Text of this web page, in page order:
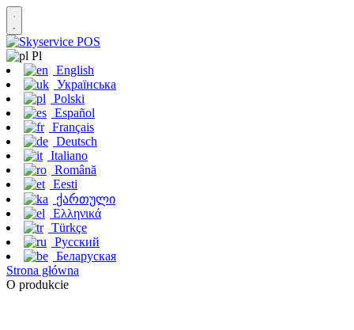
Pl
English
Українська
Polski
Español
Français
Deutsch
Italiano
Română
Eesti
ქართული
Ελληνικά
Türkçe
Русский
Беларуская
Strona główna
O produkcie